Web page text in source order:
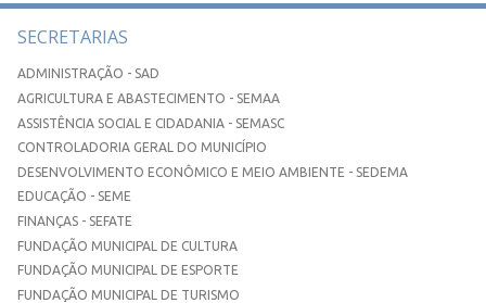
SECRETARIAS
ADMINISTRAÇÃO - SAD
AGRICULTURA E ABASTECIMENTO - SEMAA
ASSISTÊNCIA SOCIAL E CIDADANIA - SEMASC
CONTROLADORIA GERAL DO MUNICÍPIO
DESENVOLVIMENTO ECONÔMICO E MEIO AMBIENTE - SEDEMA
EDUCAÇÃO - SEME
FINANÇAS - SEFATE
FUNDAÇÃO MUNICIPAL DE CULTURA
FUNDAÇÃO MUNICIPAL DE ESPORTE
FUNDAÇÃO MUNICIPAL DE TURISMO